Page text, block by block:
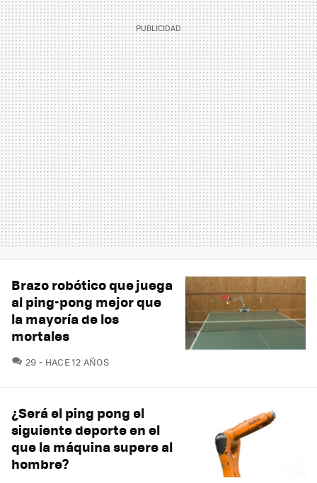
Brazo robótico que juega
al ping-pong mejor que
la mayoría de los
mortales
29 COMENTARIOS
HACE 12 AÑOS
¿Será el ping pong el
siguiente deporte en el
que la máquina supere al
hombre?